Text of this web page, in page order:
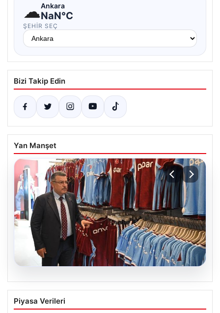
☁Ankara
NaN°C
ŞEHIR SEÇ
Bizi Takip Edin
Yan Manşet
06.08.2026
Ahmet Metin Genç’in forma
kampanyasıyla ilgili belediyeden
Piyasa Verileri